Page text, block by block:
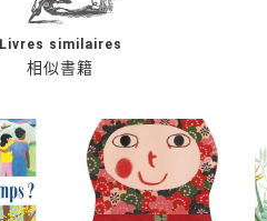
相似書籍
Livres similaires